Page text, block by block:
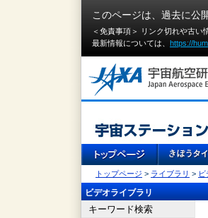
このページは、過去に公
＜免責事項＞ リンク切れや古
最新情報については、 https://
トップページ > ライブラリ >
ビデオライブラリ
キーワード検索